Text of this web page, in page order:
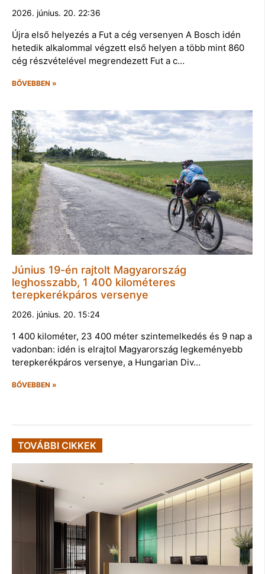
2026. június. 20. 22:36
Újra első helyezés a Fut a cég versenyen A Bosch idén
hetedik alkalommal végzett első helyen a több mint 860
cég részvételével megrendezett Fut a c…
BŐVEBBEN »
Június 19-én rajtolt Magyarország
leghosszabb, 1 400 kilométeres
terepkerékpáros versenye
2026. június. 20. 15:24
1 400 kilométer, 23 400 méter szintemelkedés és 9 nap a
vadonban: idén is elrajtol Magyarország legkeményebb
terepkerékpáros versenye, a Hungarian Div…
BŐVEBBEN »
TOVÁBBI CIKKEK